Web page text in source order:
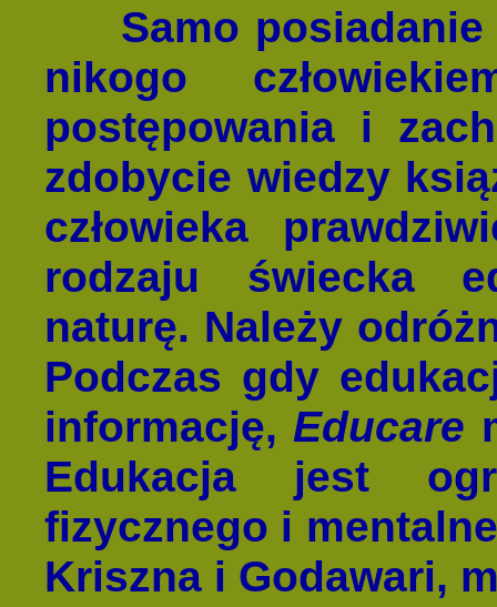
Samo
nikogo
postępowania i
zdobycie wiedzy
człowieka
rodzaju świecka
naturę. Należy
Podczas gdy
informację, Educare
Edukacja jest
fizycznego i
Kriszna i Godawari,